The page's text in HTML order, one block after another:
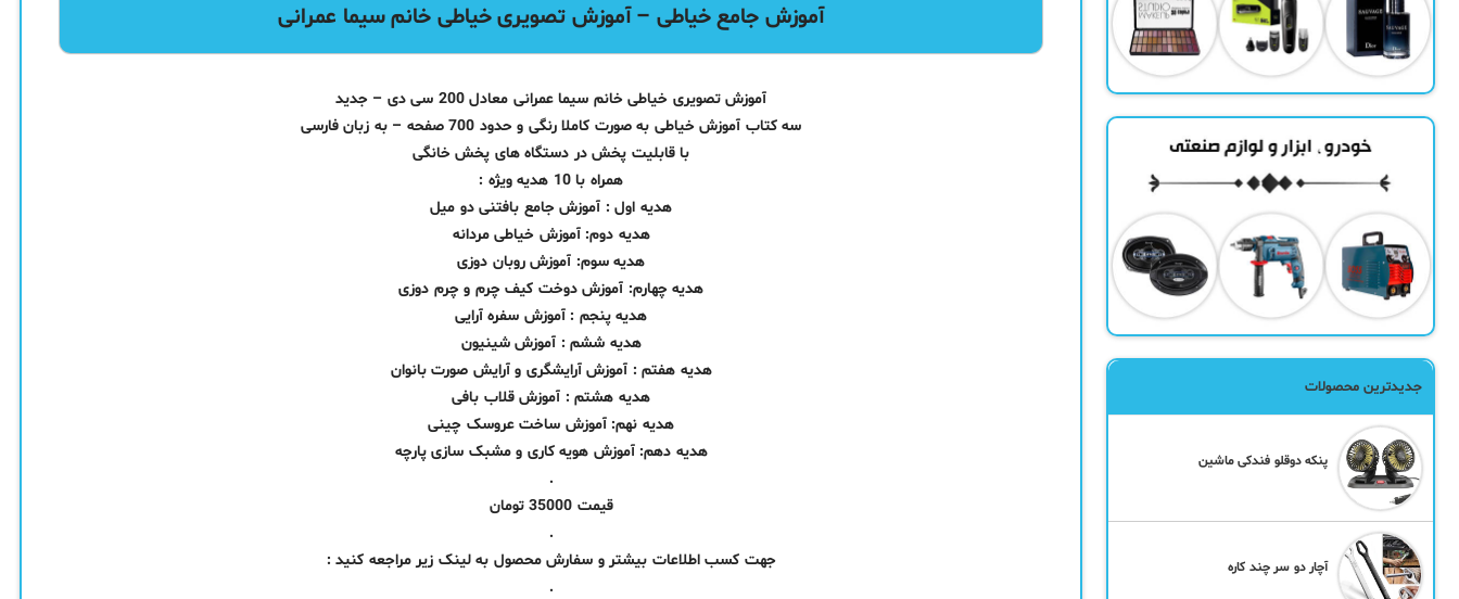
آموزش جامع خیاطی – آموزش تصویری خیاطی خانم سیما عمرانی
آموزش تصویری خیاطی خانم سیما عمرانی معادل 200 سی دی – جدید
سه کتاب آموزش خیاطی به صورت کاملا رنگی و حدود 700 صفحه – به زبان فارسی
با قابلیت پخش در دستگاه های پخش خانگی
همراه با 10 هدیه ویژه :
هدیه اول : آموزش جامع بافتنی دو میل
هدیه دوم: آموزش خیاطی مردانه
هدیه سوم: آموزش روبان دوزی
هدیه چهارم: آموزش دوخت کیف چرم و چرم دوزی
هدیه پنجم : آموزش سفره آرایی
هدیه ششم : آموزش شینیون
هدیه هفتم : آموزش آرایشگری و آرایش صورت بانوان
هدیه هشتم : آموزش قلاب بافی
هدیه نهم: آموزش ساخت عروسک چینی
هدیه دهم: آموزش هویه کاری و مشبک سازی پارچه
.
قیمت 35000 تومان
.
جهت کسب اطلاعات بیشتر و سفارش محصول به لینک زیر مراجعه کنید :
.
جدیدترین محصولات
پنکه دوقلو فندکی ماشین
آچار دو سر چند کاره